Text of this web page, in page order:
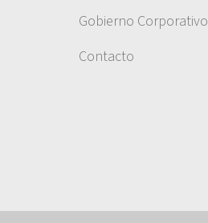
Gobierno Corporativo
Contacto